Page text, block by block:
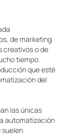
de marketing
creativos o de
tiempo.
que esté
del
las únicas
automatización
suelen